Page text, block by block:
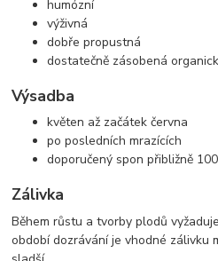
humózní
výživná
dobře propustná
dostatečně zásobená
Výsadba
květen až začátek června
po posledních mrazících
doporučený spon přibližně
Zálivka
Během růstu a tvorby plodů
období dozrávání je vhodné zálivku